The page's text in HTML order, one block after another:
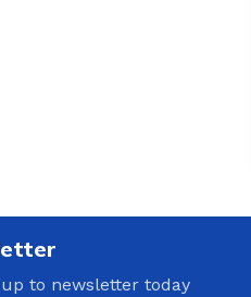
to newsletter today